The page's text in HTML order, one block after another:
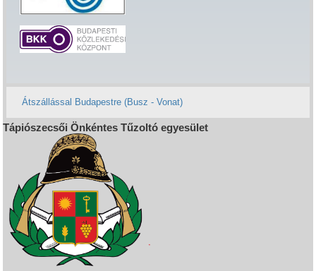
Átszállással Budapestre (Busz - Vonat)
Tápiószecsői Önkéntes Tűzoltó egyesület